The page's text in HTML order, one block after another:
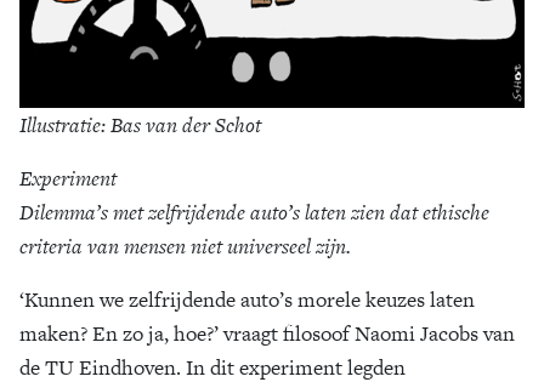
Illustratie: Bas van der Schot
Experiment
Dilemma’s met zelfrijdende auto’s laten zien dat ethische
criteria van mensen niet universeel zijn.
‘Kunnen we zelfrijdende auto’s morele keuzes laten
maken? En zo ja, hoe?’ vraagt filosoof Naomi Jacobs van
de TU Eindhoven. In dit experiment legden